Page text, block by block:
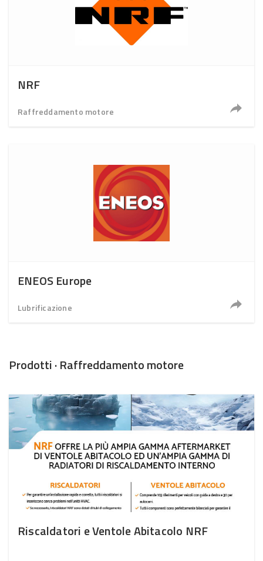
NRF
Raffreddamento motore
ENEOS Europe
Lubrificazione
Prodotti · Raffreddamento motore
Riscaldatori e Ventole Abitacolo NRF